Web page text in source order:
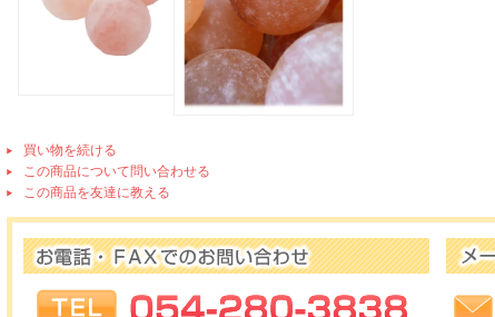
買い物を続ける
この商品について問い合わせる
この商品を友達に教える